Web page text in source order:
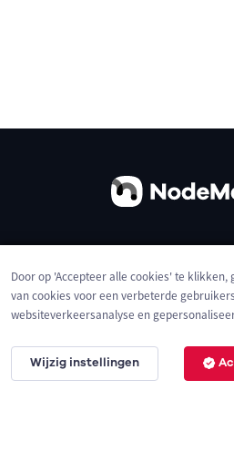
Privacybeleid
Door op 'Accepteer alle cookies' te
van cookies voor een verbeterde
websiteverkeersanalyse en
Wijzig instellingen